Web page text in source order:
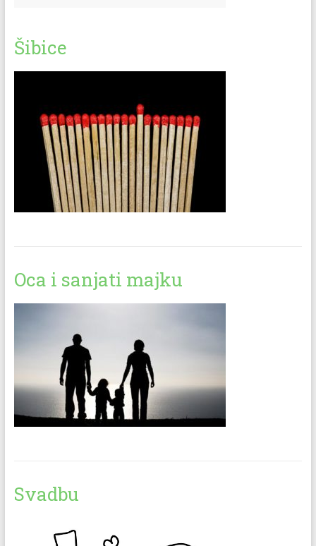
Šibice
Oca i sanjati majku
Svadbu